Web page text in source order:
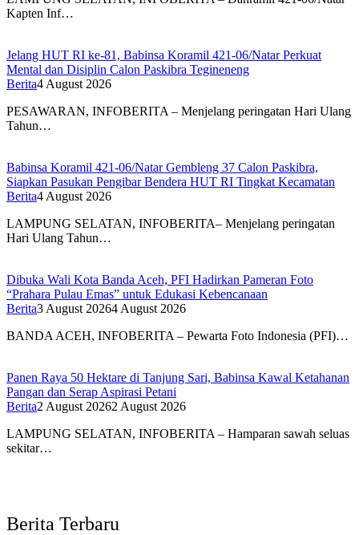
Kapten Inf…
Jelang HUT RI ke-81, Babinsa Koramil 421-06/Natar Perkuat
Mental dan Disiplin Calon Paskibra Tegineneng
Berita4 August 2026
PESAWARAN, INFOBERITA – Menjelang peringatan Hari Ulang
Tahun…
Babinsa Koramil 421-06/Natar Gembleng 37 Calon Paskibra,
Siapkan Pasukan Pengibar Bendera HUT RI Tingkat Kecamatan
Berita4 August 2026
LAMPUNG SELATAN, INFOBERITA– Menjelang peringatan
Hari Ulang Tahun…
Dibuka Wali Kota Banda Aceh, PFI Hadirkan Pameran Foto
“Prahara Pulau Emas” untuk Edukasi Kebencanaan
Berita3 August 20264 August 2026
BANDA ACEH, INFOBERITA – Pewarta Foto Indonesia (PFI)…
Panen Raya 50 Hektare di Tanjung Sari, Babinsa Kawal Ketahanan
Pangan dan Serap Aspirasi Petani
Berita2 August 20262 August 2026
LAMPUNG SELATAN, INFOBERITA – Hamparan sawah seluas
sekitar…
Berita Terbaru